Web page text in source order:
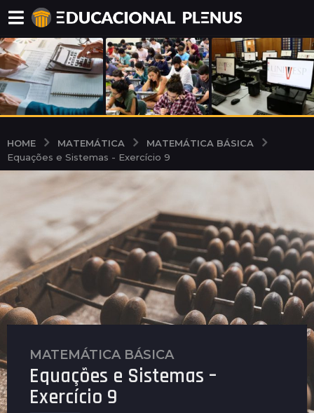
HOME MATEMÁTICA
MATEMÁTICA BÁSICA
Equações e Sistemas - Exercício 9
5
a
n
o
MATEMÁTICA BÁSICA
Equações e Sistemas –
Exercício 9